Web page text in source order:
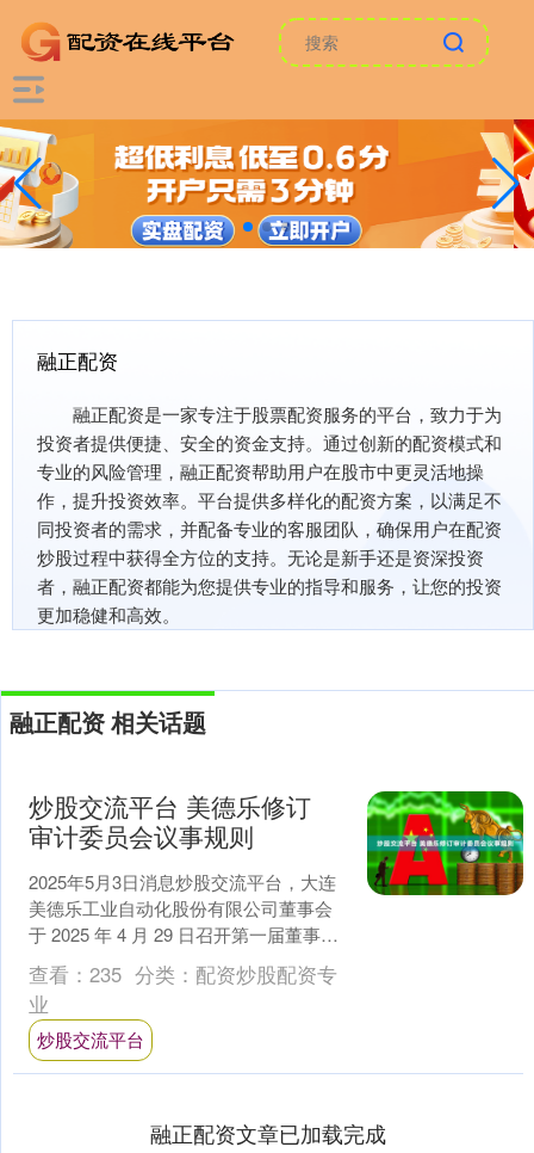
融正配资
融正配资是一家专注于股票配资服务的平台，致力于为
投资者提供便捷、安全的资金支持。通过创新的配资模式和
专业的风险管理，融正配资帮助用户在股市中更灵活地操
作，提升投资效率。平台提供多样化的配资方案，以满足不
同投资者的需求，并配备专业的客服团队，确保用户在配资
炒股过程中获得全方位的支持。无论是新手还是资深投资
者，融正配资都能为您提供专业的指导和服务，让您的投资
更加稳健和高效。
融正配资 相关话题
炒股交流平台 美德乐修订
审计委员会议事规则
2025年5月3日消息炒股交流平台，大连
美德乐工业自动化股份有限公司董事会
于 2025 年 4 月 29 日召开第一届董事会
第十四次会议，审议通过了审计委员会
议....
查看： 235 分类： 配资炒股配资专
业
炒股交流平台
融正配资文章已加载完成